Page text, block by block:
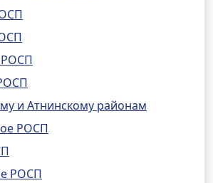
РОСП
и Атнинскому районам
РОСП
РОСП